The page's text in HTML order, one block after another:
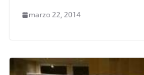
marzo 22, 2014